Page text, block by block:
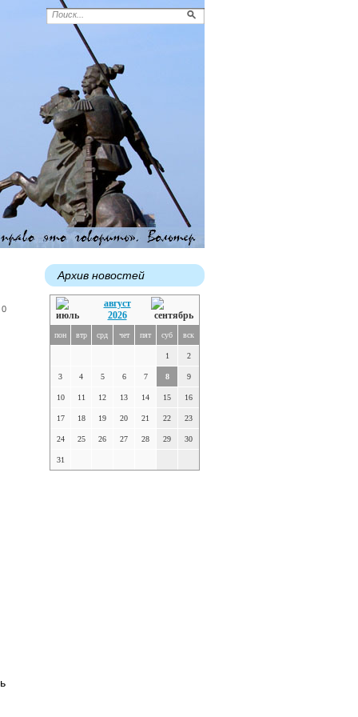
0
Архив новостей
август
2026
пон втр срд чет пят суб вск
1 2
3 4 5 6 7 8 9
10 11 12 13 14 15 16
17 18 19 20 21 22 23
24 25 26 27 28 29 30
31